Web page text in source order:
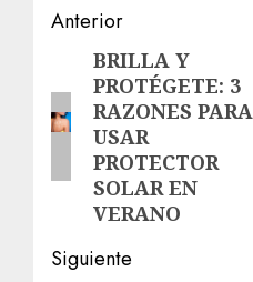
Navegación
entradas
Anterior
Entrada
anterior:
BRILLA Y
PROTÉGETE: 3
RAZONES PARA
USAR
PROTECTOR
SOLAR EN
VERANO
Siguiente